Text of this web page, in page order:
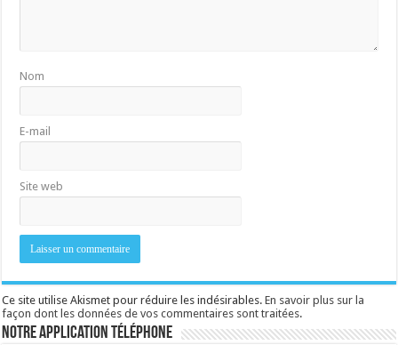
Nom
E-mail
Site web
Ce site utilise Akismet pour réduire les indésirables.En savoir plus sur la
façon dont les données de vos commentaires sont traitées.
Notre application téléphone